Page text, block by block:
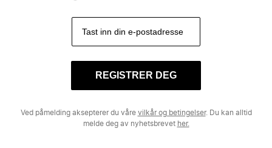
REGISTRER DEG
Ved påmelding aksepterer du våre vilkår og betingelser. Du kan alltid
melde deg av nyhetsbrevet her.